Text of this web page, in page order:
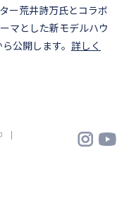
ー荒井詩万氏とコラボ
マとした新モデルハウ
公開します。 詳しく
 